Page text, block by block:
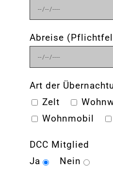
Abreise
Art der
Zelt
Wohnmobil
DCC Mitglied